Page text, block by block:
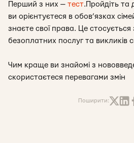
Перший з них — тест.Пройдіть та
ви орієнтуєтеся в обов’язках
знаєте свої права. Це стосується
безоплатних послуг та викликів
Чим краще ви знайомі з
скористаєтеся перевагами змін
Поширити: